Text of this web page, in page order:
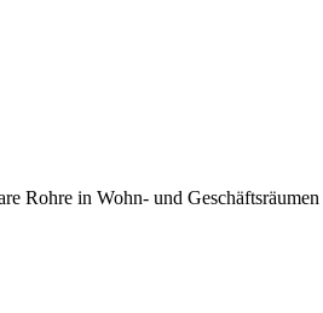
Rohre in Wohn- und